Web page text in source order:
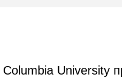
University